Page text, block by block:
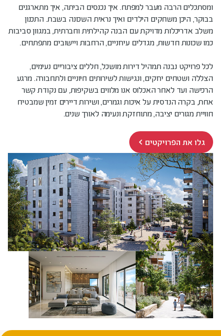
ומסתכלים הרבה מעבר למפתח. איך נכנסים הביתה, איך מתארגנים
בבוקר, היכן משחקים הילדים ואיך נראית השכונה בשבת. התכנון
משלב אדריכלות מדויקת עם הבנה קהילתית וחברתית, במגוון סביבות
כמו שכונות חדשות, מגדלים עירוניים, הרחבות ויישובים מתפתחים.
לכל פרויקט נבנה תמהיל דירות מושכל, חללים ציבוריים נעימים,
הצללה ושטחים ירוקים, ונגישות לשירותים חיוניים ולתחבורה. מרגע
הרכישה ועד לאחר האכלוס אנו מלווים בשקיפות, עם נקודת קשר
אחת, בקרה הנדסית על איכות וגמרים, ושירות דיירים זמין שמבטיח
חוויית מגורים יציבה, מתוחזקת ונעימה לאורך שנים.
גלו את הפרויקטים